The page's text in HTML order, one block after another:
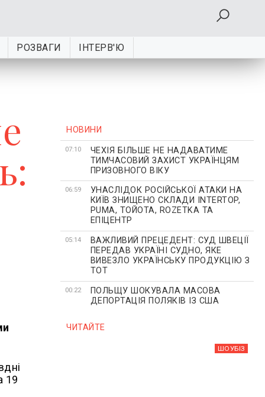
РОЗВАГИ ІНТЕРВ'Ю
19
НОВИНИ
07:10
ЧЕХІЯ БІЛЬШЕ НЕ НАДАВАТИМЕ
ТИМЧАСОВИЙ ЗАХИСТ УКРАЇНЦЯМ
ПРИЗОВНОГО ВІКУ
06:59
УНАСЛІДОК РОСІЙСЬКОЇ АТАКИ НА
КИЇВ ЗНИЩЕНО СКЛАДИ INTERTOP,
PUMA, ТОЙОТА, ROZETKA ТА
ЕПІЦЕНТР
05:14
ВАЖЛИВИЙ ПРЕЦЕДЕНТ: СУД ШВЕЦІЇ
ПЕРЕДАВ УКРАЇНІ СУДНО, ЯКЕ
ВИВЕЗЛО УКРАЇНСЬКУ ПРОДУКЦІЮ З
ТОТ
00:22
ПОЛЬЩУ ШОКУВАЛА МАСОВА
ДЕПОРТАЦІЯ ПОЛЯКІВ ІЗ США
ЧИТАЙТЕ
ШОУБIЗ